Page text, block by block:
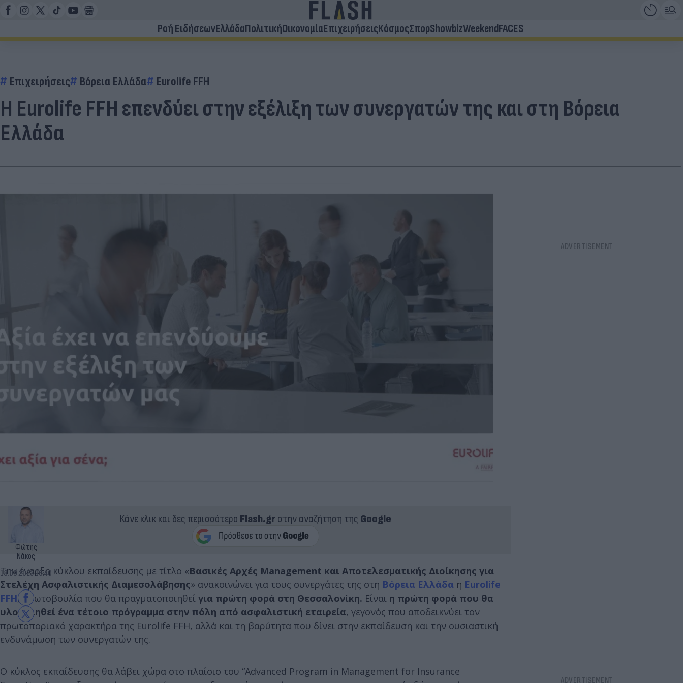
Ροή ΕιδήσεωνΕλλάδαΠολιτικήΟικονομίαΕπιχειρήσειςΚόσμοςΣπορShowbizWeekendFACES
Επιχειρήσεις Βόρεια Ελλάδα Eurolife FFH
Η Eurolife FFH επενδύει στην εξέλιξη των συνεργατών της και στη Βόρεια
Ελλάδα
Φώτης
Νάκος
18.09.2023 16:40
Κάνε κλικ και δες περισσότερο Flash.grστην αναζήτηση της Google
Την έναρξη κύκλου εκπαίδευσης με τίτλο «Βασικές Αρχές Management και Αποτελεσματικής Διοίκησης για
Στελέχη Ασφαλιστικής Διαμεσολάβησης» ανακοινώνει για τους συνεργάτες της στη Βόρεια Ελλάδα η Eurolife
FFH, πρωτοβουλία που θα πραγματοποιηθεί για πρώτη φορά στη Θεσσαλονίκη. Είναι η πρώτη φορά που θα
υλοποιηθεί ένα τέτοιο πρόγραμμα στην πόλη από ασφαλιστική εταιρεία, γεγονός που αποδεικνύει τον
πρωτοποριακό χαρακτήρα της Eurolife FFH, αλλά και τη βαρύτητα που δίνει στην εκπαίδευση και την ουσιαστική
ενδυνάμωση των συνεργατών της.
Ο κύκλος εκπαίδευσης θα λάβει χώρα στο πλαίσιο του “Advanced Program in Management for Insurance